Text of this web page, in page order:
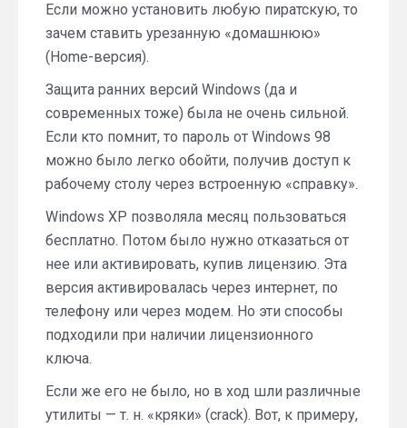
Если можно установить любую пиратскую, то
зачем ставить урезанную «домашнюю»
(Home-версия).
Защита ранних версий Windows (да и
современных тоже) была не очень сильной.
Если кто помнит, то пароль от Windows 98
можно было легко обойти, получив доступ к
рабочему столу через встроенную «справку».
Windows XP позволяла месяц пользоваться
бесплатно. Потом было нужно отказаться от
нее или активировать, купив лицензию. Эта
версия активировалась через интернет, по
телефону или через модем. Но эти способы
подходили при наличии лицензионного
ключа.
Если же его не было, но в ход шли различные
утилиты — т. н. «кряки» (crack). Вот, к примеру,